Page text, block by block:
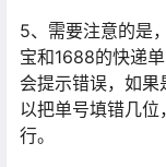
5、需要注意的是
宝和1688的快递
会提示错误，如
以把单号填错几
行。